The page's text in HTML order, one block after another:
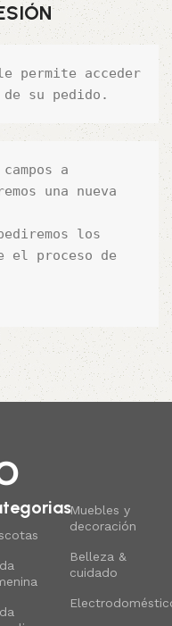
permite acceder
su pedido.
a
una nueva
los
el proceso de
Muebles y
decoración
Belleza &
cuidado